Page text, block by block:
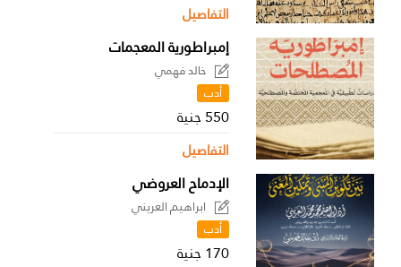
التفاصيل
إمبراطورية المعجمات
خالد فهمي
أدب
550 جنية
التفاصيل
الإدماح العروضي
ابراهيم العريني
أدب
170 جنية